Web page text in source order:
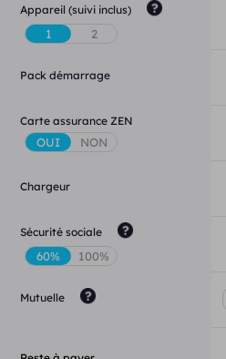
Appareil (suivi inclus)
Pack démarrage
Carte assurance ZEN
Chargeur
Sécurité sociale
Mutuelle